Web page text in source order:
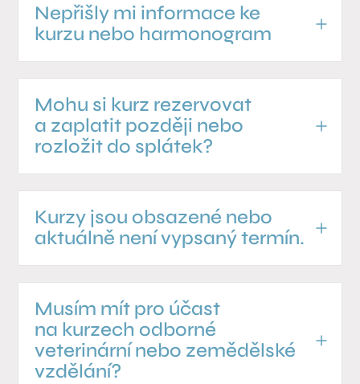
Nepřišly mi informace ke
kurzu nebo harmonogram
Mohu si kurz rezervovat
a zaplatit později nebo
rozložit do splátek?
Kurzy jsou obsazené nebo
aktuálně není vypsaný termín.
Musím mít pro účast
na kurzech odborné
veterinární nebo zemědělské
vzdělání?